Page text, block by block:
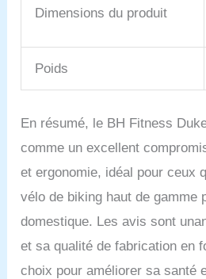
Dimensions du produit
Poids
En résumé, le BH Fitness
comme un excellent
et ergonomie, idéal pour ceux
vélo de biking haut de gamme
domestique. Les avis sont
et sa qualité de fabrication en
choix pour améliorer sa santé